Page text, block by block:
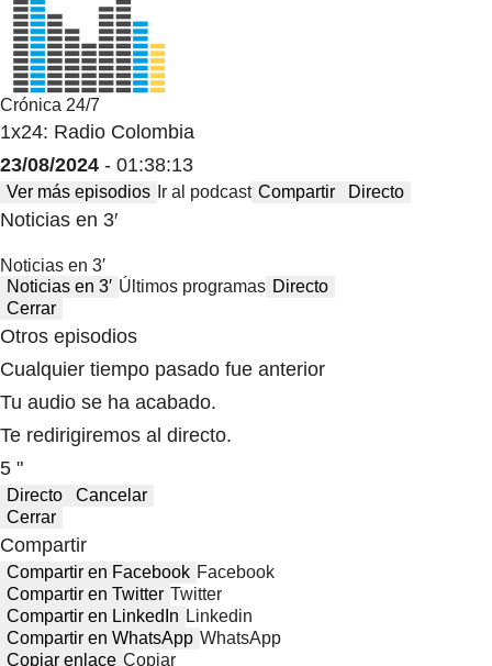
Crónica 24/7
1x24: Radio Colombia
23/08/2024 - 01:38:13
Ver más episodios Ir al podcast Compartir Directo
Noticias en 3′
Noticias en 3′
Noticias en 3′ Últimos programas Directo
Cerrar
Otros episodios
Cualquier tiempo pasado fue anterior
Tu audio se ha acabado.
Te redirigiremos al directo.
5 "
Directo
Cancelar
Cerrar
Compartir
Compartir en Facebook Facebook
Compartir en Twitter Twitter
Compartir en LinkedIn Linkedin
Compartir en WhatsApp WhatsApp
Copiar enlace Copiar